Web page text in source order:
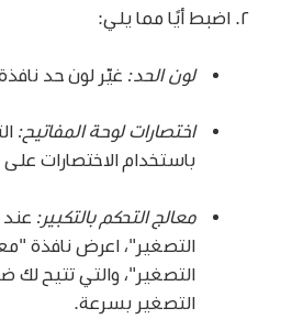
اضبط أيًا مما يلي:
لون الحد: غيّر لون حد
اختصارات لوحة المفاتيح:
باستخدام الاختصارات على
معالج التحكم بالتكبير: عند
التصغير"، اعرض نافذة
التصغير"، والتي تتيح لك
التصغير بسرعة.